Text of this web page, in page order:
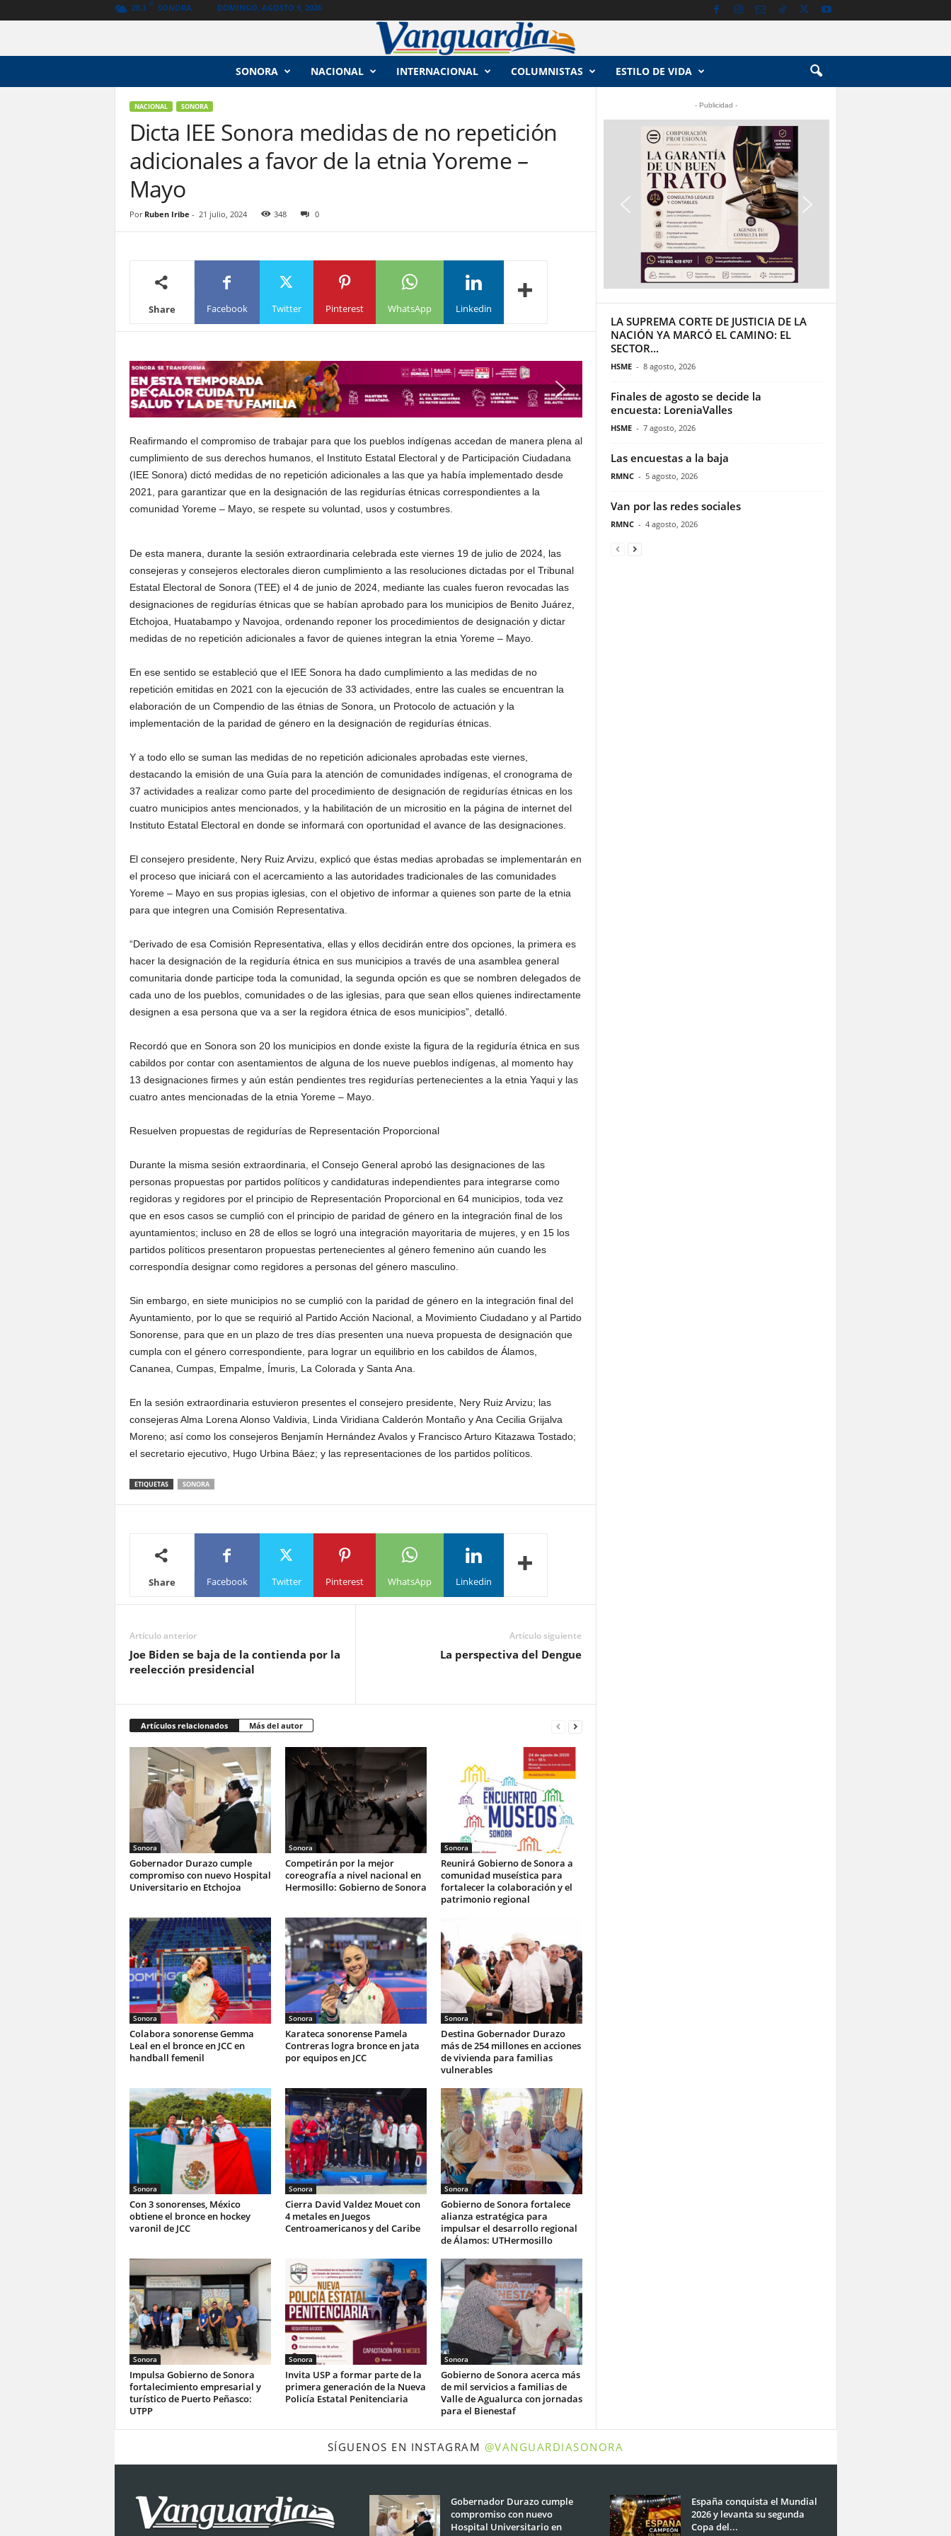
28.1 C SONORA DOMINGO, AGOSTO 9, 2026
SONORA NACIONAL INTERNACIONAL COLUMNISTAS ESTILO DE VIDA
NACIONAL SONORA
Dicta IEE Sonora medidas de no repetición
adicionales a favor de la etnia Yoreme –
Mayo
Por Ruben Iribe - 21 julio, 2024 348 0
Share Facebook Twitter Pinterest WhatsApp Linkedin
Reafirmando el compromiso de trabajar para que los pueblos indígenas accedan de manera plena al
cumplimiento de sus derechos humanos, el Instituto Estatal Electoral y de Participación Ciudadana
(IEE Sonora) dictó medidas de no repetición adicionales a las que ya había implementado desde
2021, para garantizar que en la designación de las regidurías étnicas correspondientes a la
comunidad Yoreme – Mayo, se respete su voluntad, usos y costumbres.
De esta manera, durante la sesión extraordinaria celebrada este viernes 19 de julio de 2024, las
consejeras y consejeros electorales dieron cumplimiento a las resoluciones dictadas por el Tribunal
Estatal Electoral de Sonora (TEE) el 4 de junio de 2024, mediante las cuales fueron revocadas las
designaciones de regidurías étnicas que se habían aprobado para los municipios de Benito Juárez,
Etchojoa, Huatabampo y Navojoa, ordenando reponer los procedimientos de designación y dictar
medidas de no repetición adicionales a favor de quienes integran la etnia Yoreme – Mayo.
En ese sentido se estableció que el IEE Sonora ha dado cumplimiento a las medidas de no
repetición emitidas en 2021 con la ejecución de 33 actividades, entre las cuales se encuentran la
elaboración de un Compendio de las étnias de Sonora, un Protocolo de actuación y la
implementación de la paridad de género en la designación de regidurías étnicas.
Y a todo ello se suman las medidas de no repetición adicionales aprobadas este viernes,
destacando la emisión de una Guía para la atención de comunidades indígenas, el cronograma de
37 actividades a realizar como parte del procedimiento de designación de regidurías étnicas en los
cuatro municipios antes mencionados, y la habilitación de un micrositio en la página de internet del
Instituto Estatal Electoral en donde se informará con oportunidad el avance de las designaciones.
El consejero presidente, Nery Ruiz Arvizu, explicó que éstas medias aprobadas se implementarán en
el proceso que iniciará con el acercamiento a las autoridades tradicionales de las comunidades
Yoreme – Mayo en sus propias iglesias, con el objetivo de informar a quienes son parte de la etnia
para que integren una Comisión Representativa.
“Derivado de esa Comisión Representativa, ellas y ellos decidirán entre dos opciones, la primera es
hacer la designación de la regiduría étnica en sus municipios a través de una asamblea general
comunitaria donde participe toda la comunidad, la segunda opción es que se nombren delegados de
cada uno de los pueblos, comunidades o de las iglesias, para que sean ellos quienes indirectamente
designen a esa persona que va a ser la regidora étnica de esos municipios”, detalló.
Recordó que en Sonora son 20 los municipios en donde existe la figura de la regiduría étnica en sus
cabildos por contar con asentamientos de alguna de los nueve pueblos indígenas, al momento hay
13 designaciones firmes y aún están pendientes tres regidurías pertenecientes a la etnia Yaqui y las
cuatro antes mencionadas de la etnia Yoreme – Mayo.
Resuelven propuestas de regidurías de Representación Proporcional
Durante la misma sesión extraordinaria, el Consejo General aprobó las designaciones de las
personas propuestas por partidos políticos y candidaturas independientes para integrarse como
regidoras y regidores por el principio de Representación Proporcional en 64 municipios, toda vez
que en esos casos se cumplió con el principio de paridad de género en la integración final de los
ayuntamientos; incluso en 28 de ellos se logró una integración mayoritaria de mujeres, y en 15 los
partidos políticos presentaron propuestas pertenecientes al género femenino aún cuando les
correspondía designar como regidores a personas del género masculino.
Sin embargo, en siete municipios no se cumplió con la paridad de género en la integración final del
Ayuntamiento, por lo que se requirió al Partido Acción Nacional, a Movimiento Ciudadano y al Partido
Sonorense, para que en un plazo de tres días presenten una nueva propuesta de designación que
cumpla con el género correspondiente, para lograr un equilibrio en los cabildos de Álamos,
Cananea, Cumpas, Empalme, Ímuris, La Colorada y Santa Ana.
En la sesión extraordinaria estuvieron presentes el consejero presidente, Nery Ruiz Arvizu; las
consejeras Alma Lorena Alonso Valdivia, Linda Viridiana Calderón Montaño y Ana Cecilia Grijalva
Moreno; así como los consejeros Benjamín Hernández Avalos y Francisco Arturo Kitazawa Tostado;
el secretario ejecutivo, Hugo Urbina Báez; y las representaciones de los partidos políticos.
ETIQUETAS SONORA
Share Facebook Twitter Pinterest WhatsApp Linkedin
Artículo anterior
Joe Biden se baja de la contienda por la
reelección presidencial
Artículo siguiente
La perspectiva del Dengue
Artículos relacionados Más del autor
Sonora
Gobernador Durazo cumple
compromiso con nuevo Hospital
Universitario en Etchojoa
Sonora
Competirán por la mejor
coreografía a nivel nacional en
Hermosillo: Gobierno de Sonora
Sonora
Reunirá Gobierno de Sonora a
comunidad museística para
fortalecer la colaboración y el
patrimonio regional
Sonora
Colabora sonorense Gemma
Leal en el bronce en JCC en
handball femenil
Sonora
Karateca sonorense Pamela
Contreras logra bronce en jata
por equipos en JCC
Sonora
Destina Gobernador Durazo
más de 254 millones en acciones
de vivienda para familias
vulnerables
Sonora
Con 3 sonorenses, México
obtiene el bronce en hockey
varonil de JCC
Sonora
Cierra David Valdez Mouet con
4 metales en Juegos
Centroamericanos y del Caribe
Sonora
Gobierno de Sonora fortalece
alianza estratégica para
impulsar el desarrollo regional
de Álamos: UTHermosillo
Sonora
Impulsa Gobierno de Sonora
fortalecimiento empresarial y
turístico de Puerto Peñasco:
UTPP
Sonora
Invita USP a formar parte de la
primera generación de la Nueva
Policía Estatal Penitenciaria
Sonora
Gobierno de Sonora acerca más
de mil servicios a familias de
Valle de Agualurca con jornadas
para el Bienestaf
- Publicidad -
LA SUPREMA CORTE DE JUSTICIA DE LA
NACIÓN YA MARCÓ EL CAMINO: EL
SECTOR...
HSME - 8 agosto, 2026
Finales de agosto se decide la
encuesta: LoreniaValles
HSME - 7 agosto, 2026
Las encuestas a la baja
RMNC - 5 agosto, 2026
Van por las redes sociales
RMNC - 4 agosto, 2026
SÍGUENOS EN INSTAGRAM @VANGUARDIASONORA
Gobernador Durazo cumple
compromiso con nuevo
Hospital Universitario en
España conquista el Mundial
2026 y levanta su segunda
Copa del...